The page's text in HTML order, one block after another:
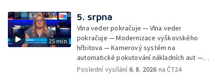
Czech Rally Zlín — Začal 7. ročník festivalu
Pop Messe — Přestavba mostu v Hodoníně
— Fenomén památníčků
25 min
5. srpna
Vlna veder pokračuje — Vlna veder
pokračuje — Modernizace vyškovského
hřbitova — Kamerový systém na
automatické pokutování nákladních aut —
Demolice vyhořelé budovy ve Zlíně — Případ
Poslední vysílání6. 8. 2026 na ČT24